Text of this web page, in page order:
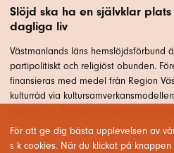
Slöjd ska ha en självklar
dagliga liv
Västmanlands läns hemslöjdsförbund
partipolitiskt och religiöst obunden.
finansieras med medel från Region
kulturråd via
För att ge dig bästa upplevelsen av
s k cookies. När du klickat på